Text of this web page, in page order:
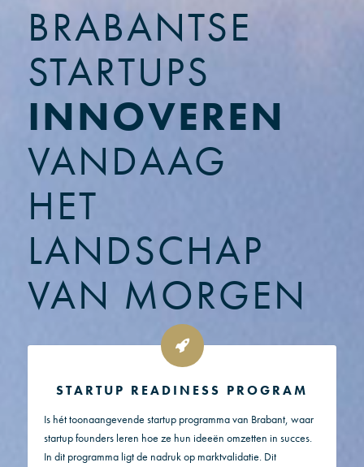
BRABANTSE
STARTUPS
INNOVEREN
VANDAAG
HET
LANDSCHAP
VAN MORGEN
STARTUP READINESS PROGRAM
Is hét toonaangevende startup programma van Brabant, waar
startup founders leren hoe ze hun ideeën omzetten in succes.
In dit programma ligt de nadruk op marktvalidatie. Dit